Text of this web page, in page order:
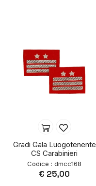
Gradi Gala Luogotenente
CS Carabinieri
Codice : dmcc168
€ 25,00